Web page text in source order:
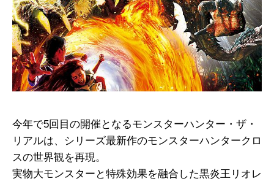
今年で5回目の開催となるモンスターハンター・ザ・
リアルは、シリーズ最新作のモンスターハンタークロ
スの世界観を再現。
実物大モンスターと特殊効果を融合した黒炎王リオレ